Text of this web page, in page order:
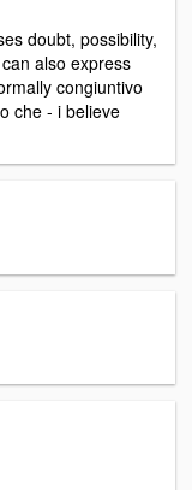
doubt, possibility,
also express
congiuntivo
che - i believe